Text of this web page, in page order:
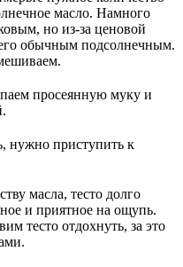
масло. Намного
но из-за ценовой
обычным подсолнечным.
просеянную муку и
нужно приступить к
масла, тесто долго
и приятное на ощупь.
тесто отдохнуть, за это